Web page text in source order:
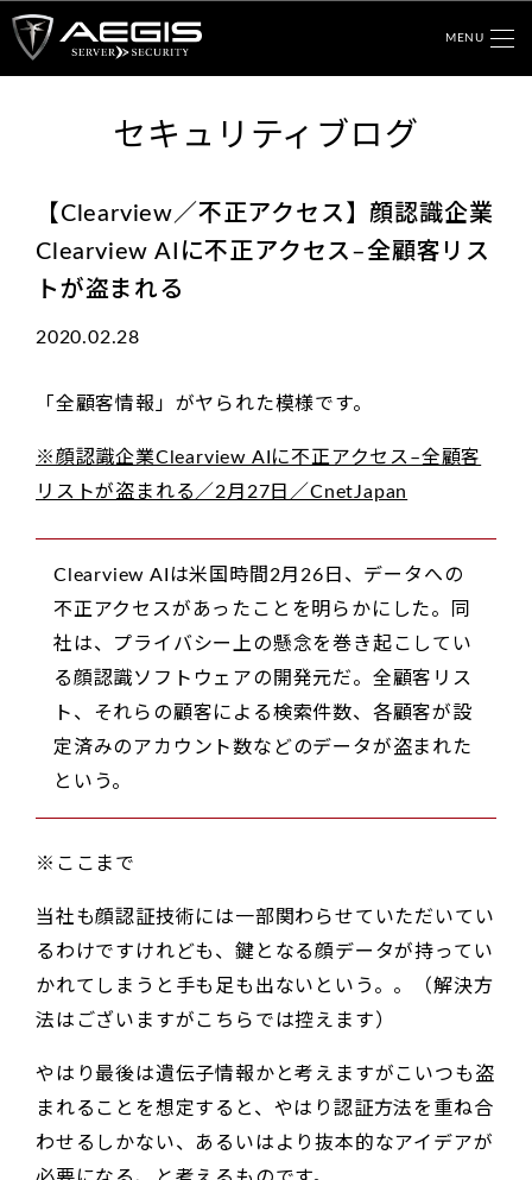
MENU
セキュリティブログ
【Clearview／不正アクセス】顔認識企業
Clearview AIに不正アクセス–全顧客リス
トが盗まれる
2020.02.28
「全顧客情報」がヤられた模様です。
※顔認識企業Clearview AIに不正アクセス–全顧客
リストが盗まれる／2月27日／CnetJapan
Clearview AIは米国時間2月26日、データへの
不正アクセスがあったことを明らかにした。同
社は、プライバシー上の懸念を巻き起こしてい
る顔認識ソフトウェアの開発元だ。全顧客リス
ト、それらの顧客による検索件数、各顧客が設
定済みのアカウント数などのデータが盗まれた
という。
※ここまで
当社も顔認証技術には一部関わらせていただいてい
るわけですけれども、鍵となる顔データが持ってい
かれてしまうと手も足も出ないという。。（解決方
法はございますがこちらでは控えます）
やはり最後は遺伝子情報かと考えますがこいつも盗
まれることを想定すると、やはり認証方法を重ね合
わせるしかない、あるいはより抜本的なアイデアが